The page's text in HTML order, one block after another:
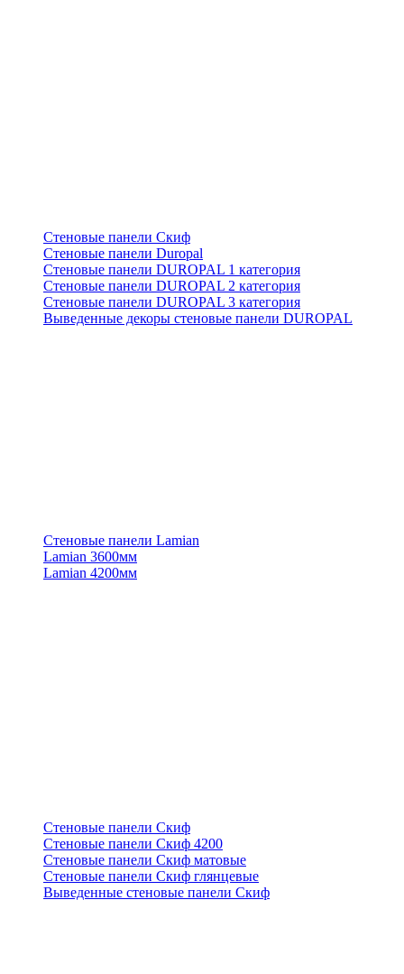
Стеновые панели Скиф
Стеновые панели Duropal
Стеновые панели DUROPAL 1 категория
Стеновые панели DUROPAL 2 категория
Стеновые панели DUROPAL 3 категория
Выведенные декоры стеновые панели DUROPAL
Стеновые панели Lamian
Lamian 3600мм
Lamian 4200мм
Стеновые панели Скиф
Стеновые панели Скиф 4200
Стеновые панели Скиф матовые
Стеновые панели Скиф глянцевые
Выведенные стеновые панели Скиф